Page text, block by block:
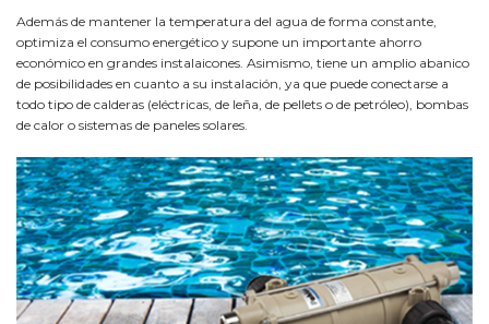
Además de mantener la temperatura del agua de forma constante,
optimiza el consumo energético y supone un importante ahorro
económico en grandes instalaicones. Asimismo, tiene un amplio abanico
de posibilidades en cuanto a su instalación, ya que puede conectarse a
todo tipo de calderas (eléctricas, de leña, de pellets o de petróleo), bombas
de calor o sistemas de paneles solares.